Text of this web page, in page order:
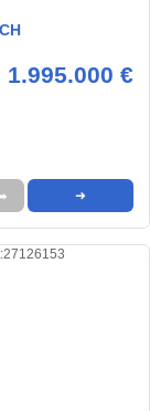
1.995.000 €
➜